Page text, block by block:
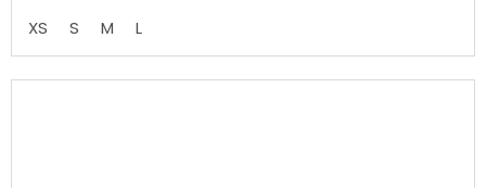
5
hvězdiček.
XS S M L